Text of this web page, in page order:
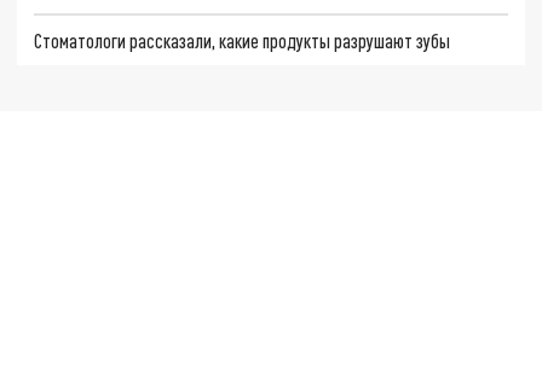
Стоматологи рассказали, какие продукты разрушают зубы